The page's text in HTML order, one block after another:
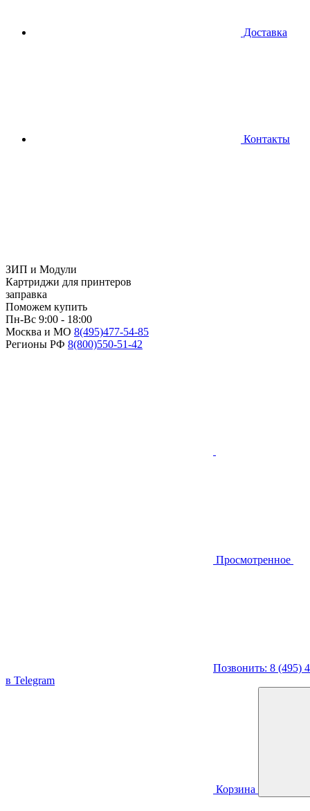
Доставка
Контакты
ЗИП и Модули
Картриджи для принтеров
заправка
Поможем купить
Пн-Вс 9:00 - 18:00
Москва и МО 8(495)477-54-85
Регионы РФ 8(800)550-51-42
Просмотренное
Позвонить: 8 (495)
в Telegram
Корзина